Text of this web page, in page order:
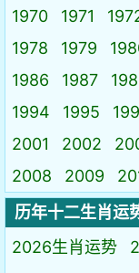
1970
1971
1978
1979
1986
1987
1994
1995
2001
2002
2008
2009
历年十二生肖运
2026生肖运势